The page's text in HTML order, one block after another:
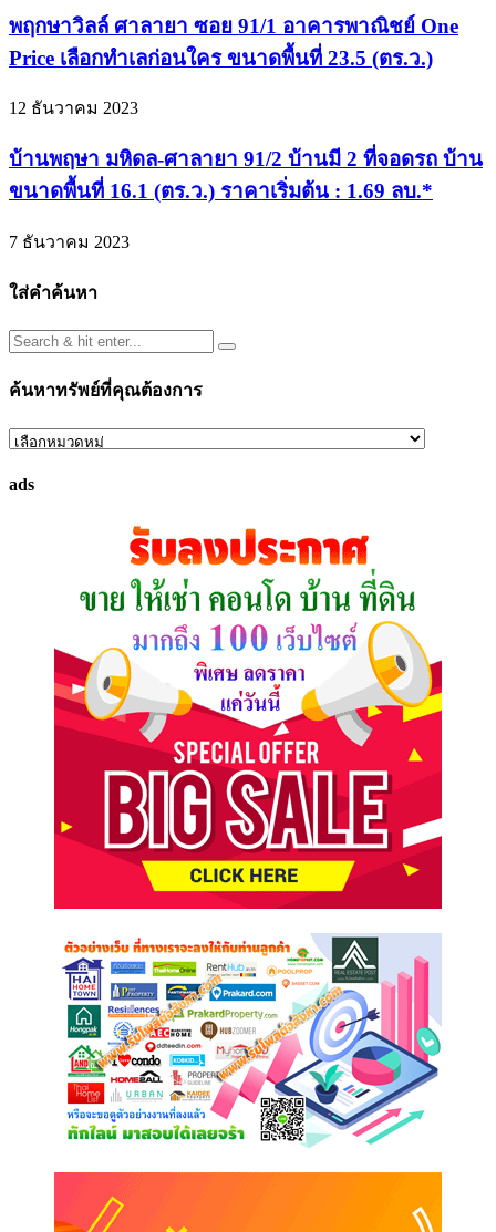
พฤกษาวิลล์ ศาลายา ซอย 91/1 อาคารพาณิชย์ One
Price เลือกทำเลก่อนใคร ขนาดพื้นที่ 23.5 (ตร.ว.)
12 ธันวาคม 2023
บ้านพฤษา มหิดล-ศาลายา 91/2 บ้านมี 2 ที่จอดรถ บ้าน
ขนาดพื้นที่ 16.1 (ตร.ว.) ราคาเริ่มต้น : 1.69 ลบ.*
7 ธันวาคม 2023
ใส่คำค้นหา
ค้นหาทรัพย์ที่คุณต้องการ
ค้นหา
ที่
ads